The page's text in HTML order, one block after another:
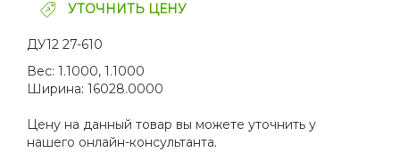
УТОЧНИТЬ ЦЕНУ
ДУ12 27-610
Вес: 1.1000, 1.1000
Ширина: 16028.0000
Цену на данный товар вы можете уточнить у
нашего онлайн-консультанта.